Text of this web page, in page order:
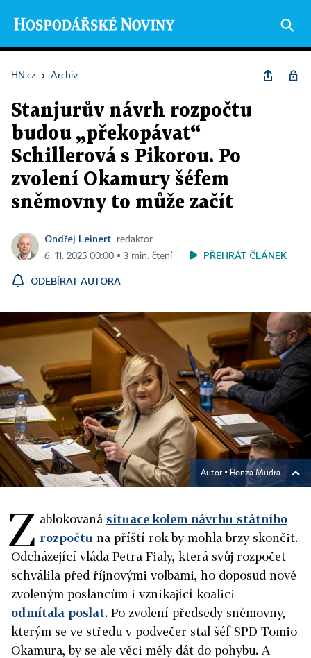
HN.cz › Archiv
Stanjurův návrh rozpočtu
budou „překopávat“
Schillerová s Pikorou. Po
zvolení Okamury šéfem
sněmovny to může začít
Ondřej Leinert
redaktor
6. 11. 2025 00:00 ▪ 3 min. čtení
PŘEHRÁT ČLÁNEK
ODEBÍRAT AUTORA
Autor ▪Honza Mudra
Z ablokovaná situace kolem návrhu státního
rozpočtu na příští rok by mohla brzy skončit.
Odcházející vláda Petra Fialy, která svůj rozpočet
schválila před říjnovými volbami, ho doposud nově
zvoleným poslancům i vznikající koalici
odmítala poslat. Po zvolení předsedy sněmovny,
kterým se ve středu v podvečer stal šéf SPD Tomio
Okamura, by se ale věci měly dát do pohybu. A